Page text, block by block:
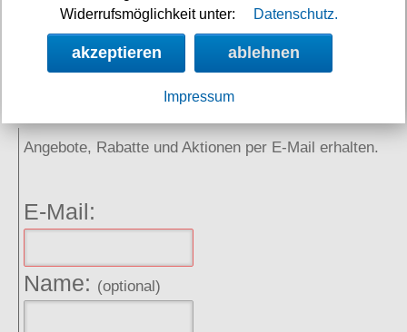
Links
Angebote, Rabatte und Aktionen per E-Mail erhalten.
E-Mail:
Name: (optional)
Widerrufsmöglichkeit unter:
Datenschutz.
akzeptieren ablehnen
Impressum